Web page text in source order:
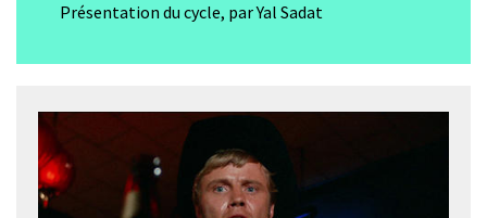
Présentation du cycle, par Yal Sadat